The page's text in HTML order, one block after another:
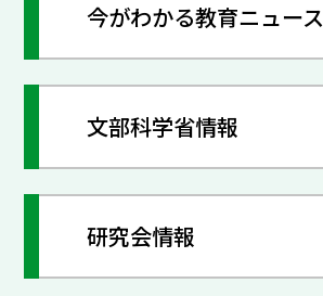
今がわかる教育ニュース
文部科学省情報
研究会情報